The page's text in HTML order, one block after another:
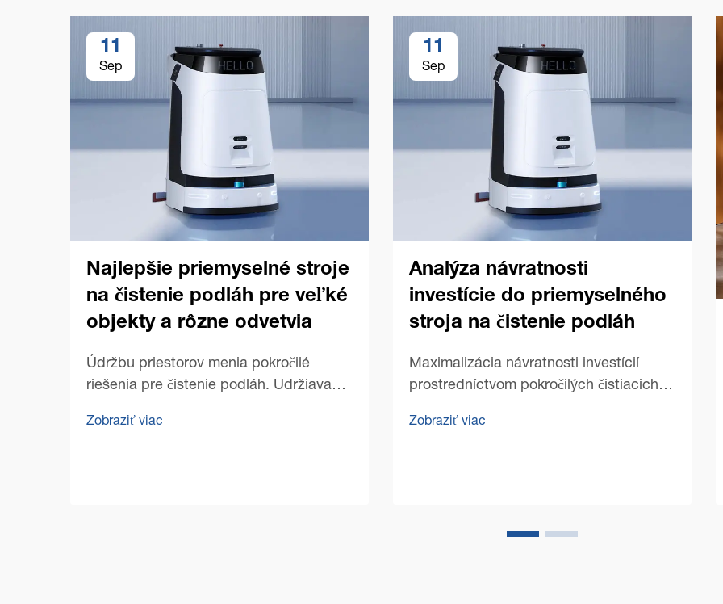
11
Sep
Najlepšie priemyselné stroje
na čistenie podláh pre veľké
objekty a rôzne odvetvia
Údržbu priestorov menia pokročilé
riešenia pre čistenie podláh. Udržiavanie
komerčných priestoroch predstavuje
Zobraziť viac
11
Sep
Analýza návratnosti
investície do priemyselného
stroja na čistenie podláh
Maximalizácia návratnosti investícií
prostredníctvom pokročilých čistiacich
konkurenčnom obchodnom prostredí sa
Zobraziť viac